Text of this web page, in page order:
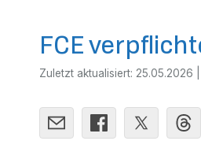
FCE
Zuletzt aktualisiert: 25.05.2026